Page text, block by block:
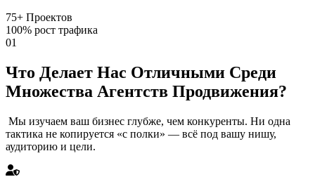
75+ Проектов
100% рост трафика
01
Что Делает Нас Отличными Среди
Множества Агентств Продвижения?
Мы изучаем ваш бизнес глубже, чем конкуренты. Ни одна
тактика не копируется «с полки» — всё под вашу нишу,
аудиторию и цели.